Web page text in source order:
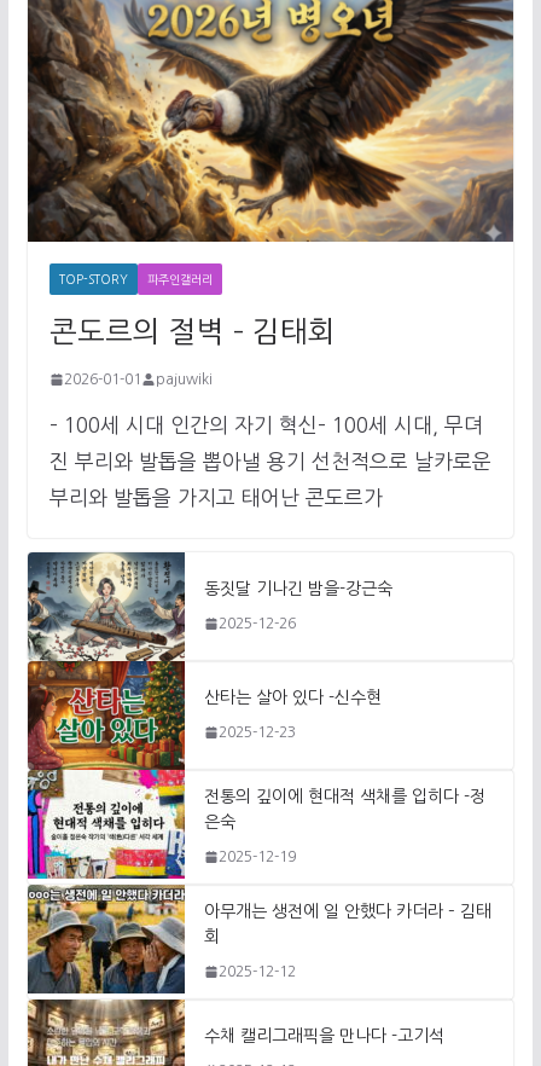
TOP-STORY 파주인갤러리
콘도르의 절벽 – 김태회
2026-01-01 pajuwiki
– 100세 시대 인간의 자기 혁신– 100세 시대, 무뎌
진 부리와 발톱을 뽑아낼 용기 선천적으로 날카로운
부리와 발톱을 가지고 태어난 콘도르가
동짓달 기나긴 밤을-강근숙
2025-12-26
산타는 살아 있다 -신수현
2025-12-23
전통의 깊이에 현대적 색채를 입히다 -정
은숙
2025-12-19
아무개는 생전에 일 안했다 카더라 – 김태
회
2025-12-12
수채 캘리그래픽을 만나다 -고기석